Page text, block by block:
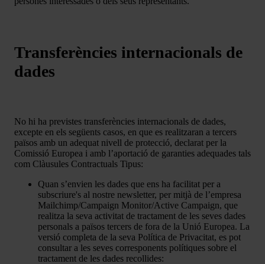
Transferències internacionals de
dades
No hi ha previstes transferències internacionals de dades,
excepte en els següents casos, en que es realitzaran a tercers
països amb un adequat nivell de protecció, declarat per la
Comissió Europea i amb l’aportació de garanties adequades tals
com Clàusules Contractuals Tipus:
Quan s’envien les dades que ens ha facilitat per a
subscriure's al nostre newsletter, per mitjà de l’empresa
Mailchimp/Campaign Monitor/Active Campaign, que
realitza la seva activitat de tractament de les seves dades
personals a països tercers de fora de la Unió Europea. La
versió completa de la seva Política de Privacitat, es pot
consultar a les seves corresponents polítiques sobre el
tractament de les dades recollides: